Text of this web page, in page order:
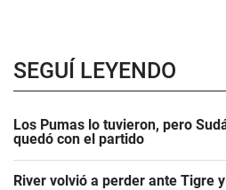
SEGUÍ LEYENDO
Los Pumas lo tuvieron, pero
quedó con el partido
River volvió a perder ante Tigre